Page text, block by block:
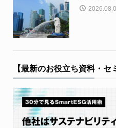
【最新のお役立ち資料・セ